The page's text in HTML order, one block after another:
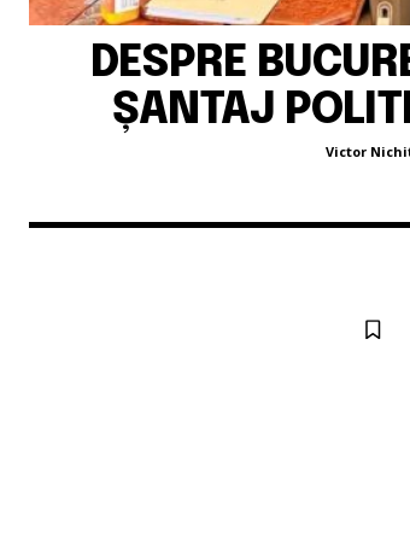
DESPRE
ȘANTAJ
Victor